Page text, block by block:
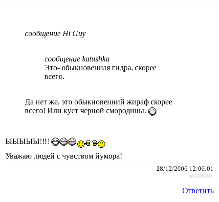
сообщение Hi Guy
сообщение katushka
Это- обыкновенная гидра, скорее
всего.
Да нет же, это обыкновенний жираф скорее
всего! Или куст черной смородины.
ЫЫЫЫЫ!!!!
Уважаю людей с чувством йумора!
28/12/2006 12:06:01
#390996
Ответить